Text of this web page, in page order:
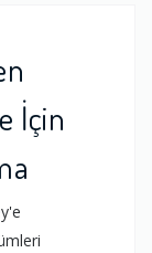
İçin